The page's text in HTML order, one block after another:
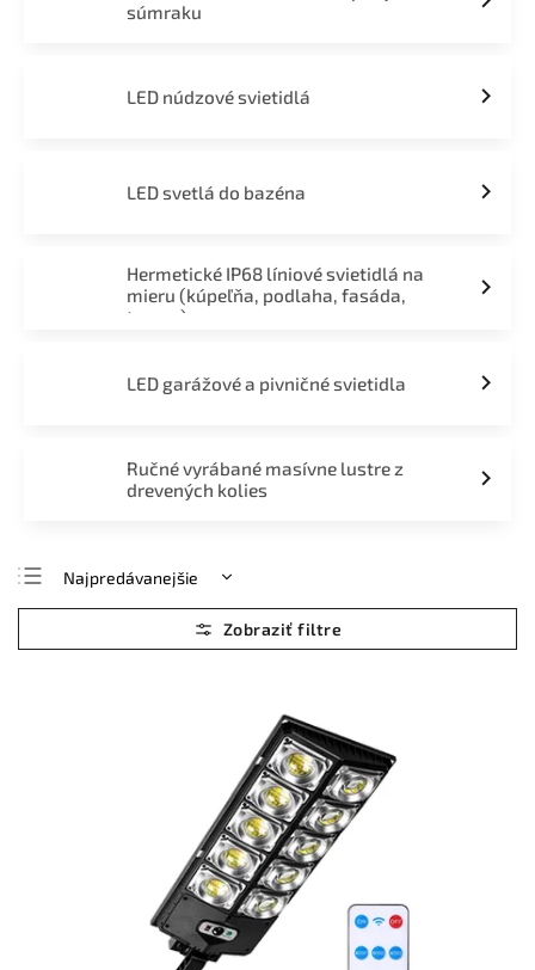
súmraku
LED núdzové svietidlá
LED svetlá do bazéna
Hermetické IP68 líniové svietidlá na
mieru (kúpeľňa, podlaha, fasáda,
terasa)
LED garážové a pivničné svietidla
Ručné vyrábané masívne lustre z
drevených kolies
Najpredávanejšie
Najlacnejšie
Najdrahšie